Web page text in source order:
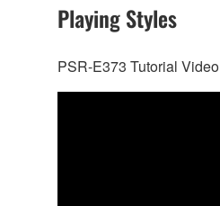
Playing Styles
PSR-E373 Tutorial Video